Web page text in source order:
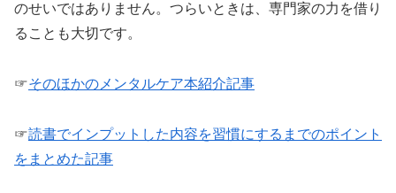
のせいではありません。つらいときは、専門家の力を借り
ることも大切です。
☞そのほかのメンタルケア本紹介記事
☞読書でインプットした内容を習慣にするまでのポイント
をまとめた記事